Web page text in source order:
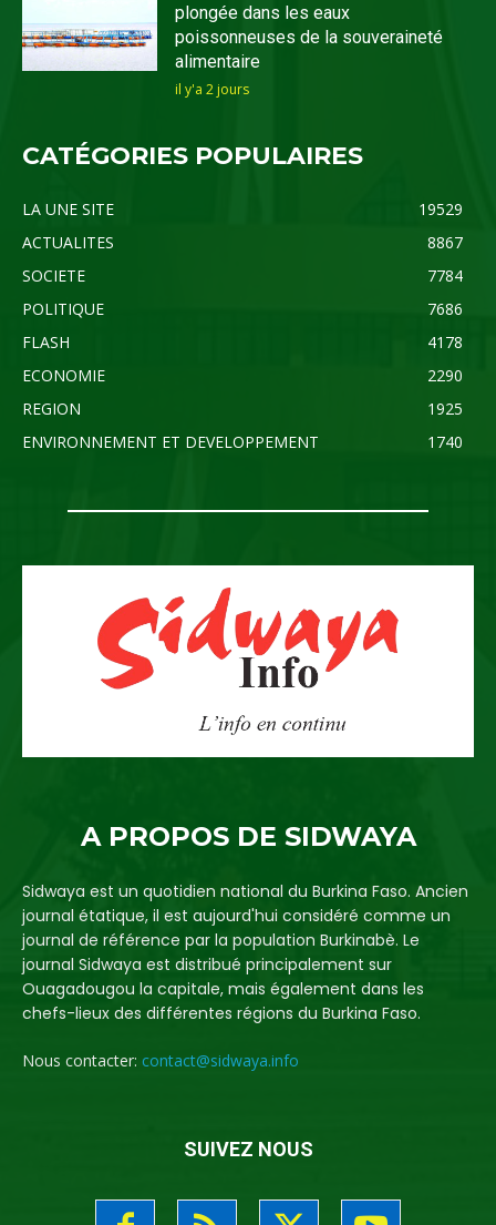
plongée dans les eaux
poissonneuses de la souveraineté
alimentaire
il y'a 2 jours
CATÉGORIES POPULAIRES
LA UNE SITE
19529
ACTUALITES
8867
SOCIETE
7784
POLITIQUE
7686
FLASH
4178
ECONOMIE
2290
REGION
1925
ENVIRONNEMENT ET DEVELOPPEMENT
1740
A PROPOS DE SIDWAYA
Sidwaya est un quotidien national du Burkina Faso. Ancien
journal étatique, il est aujourd'hui considéré comme un
journal de référence par la population Burkinabè. Le
journal Sidwaya est distribué principalement sur
Ouagadougou la capitale, mais également dans les
chefs-lieux des différentes régions du Burkina Faso.
Nous contacter: contact@sidwaya.info
SUIVEZ NOUS